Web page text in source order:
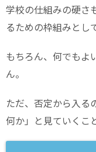
学校の仕組みの硬さ
るための枠組みとし
もちろん、何でもよ
ん。
ただ、否定から入る
何か」と見ていくこ